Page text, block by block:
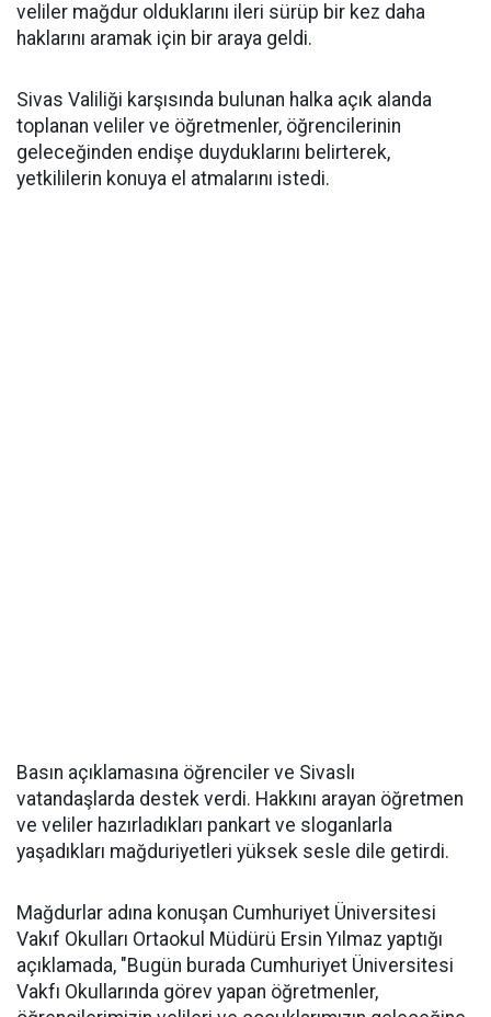
veliler mağdur olduklarını ileri sürüp bir kez daha
haklarını aramak için bir araya geldi.
Sivas Valiliği karşısında bulunan halka açık alanda
toplanan veliler ve öğretmenler, öğrencilerinin
geleceğinden endişe duyduklarını belirterek,
yetkililerin konuya el atmalarını istedi.
Basın açıklamasına öğrenciler ve Sivaslı
vatandaşlarda destek verdi. Hakkını arayan öğretmen
ve veliler hazırladıkları pankart ve sloganlarla
yaşadıkları mağduriyetleri yüksek sesle dile getirdi.
Mağdurlar adına konuşan Cumhuriyet Üniversitesi
Vakıf Okulları Ortaokul Müdürü Ersin Yılmaz yaptığı
açıklamada, "Bugün burada Cumhuriyet Üniversitesi
Vakfı Okullarında görev yapan öğretmenler,